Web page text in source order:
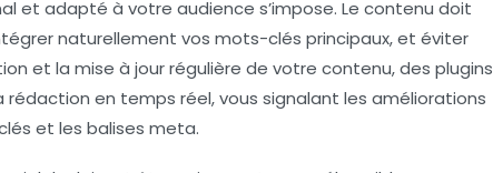
et adapté à votre audience s’impose. Le contenu doit
naturellement vos mots-clés principaux, et éviter
et la mise à jour régulière de votre contenu, des plugins
rédaction en temps réel, vous signalant les améliorations
et les balises meta.